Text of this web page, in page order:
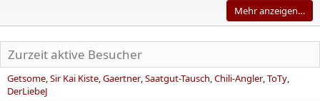
Mehr anzeigen…
Zurzeit aktive Besucher
Getsome Sir Kai Kiste Gaertner Saatgut-Tausch Chili-Angler ToTy
DerLiebeJ